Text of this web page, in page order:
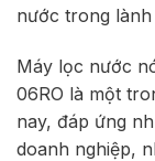
nước trong lành
Máy lọc nước
06RO là một
nay, đáp ứng
doanh nghiệp,